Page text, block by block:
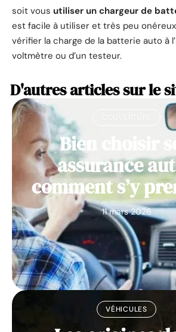
soit vous utiliser un chargeur de
est facile à utiliser et très peu
vérifier la charge de la batterie auto à
voltmètre ou d’un testeur.
D'autres articles sur le
Bien choisir
assurance
comment s’y
11 mars 2026
VÉHICULES